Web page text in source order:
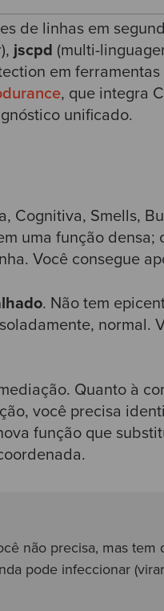
de linhas em
jscpd (multi-
em
, que integra
unificado.
Cognitiva, Smells,
uma função densa;
Você consegue
. Não tem
normal.
Quanto à
você precisa
função que
não precisa, mas tem
pode infeccionar